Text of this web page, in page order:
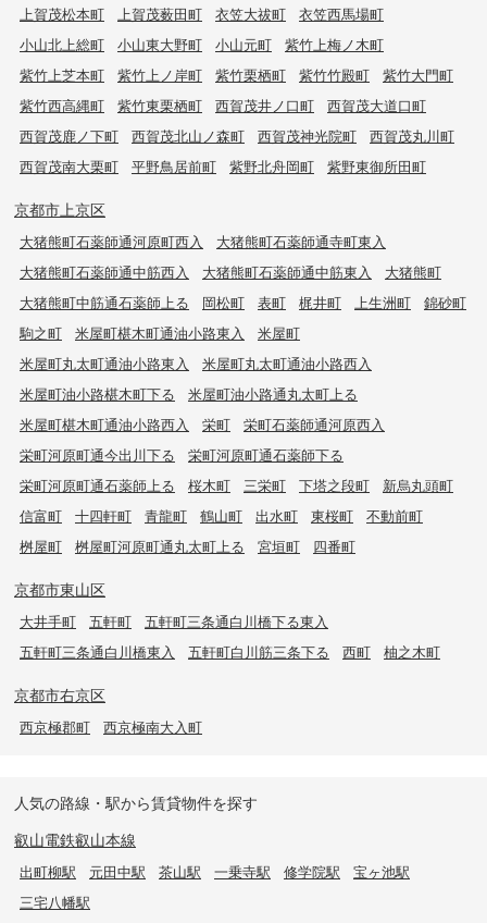
上賀茂松本町
上賀茂薮田町 衣笠大祓町
衣笠西馬場町
小山北上総町
小山東大野町 小山元町
紫竹上梅ノ木町
紫竹上芝本町
紫竹上ノ岸町 紫竹栗栖町 紫竹竹殿町
紫竹大門町
紫竹西高縄町
紫竹東栗栖町 西賀茂井ノ口町
西賀茂大道口町
西賀茂鹿ノ下町
西賀茂北山ノ森町 西賀茂神光院町
西賀茂丸川町
西賀茂南大栗町
平野鳥居前町 紫野北舟岡町 紫野東御所田町
京都市上京区
大猪熊町石薬師通河原町西入
大猪熊町石薬師通寺町東入
大猪熊町石薬師通中筋西入
大猪熊町石薬師通中筋東入
大猪熊町
大猪熊町中筋通石薬師上る
岡松町 表町 梶井町 上生洲町
錦砂町
駒之町
米屋町椹木町通油小路東入
米屋町
米屋町丸太町通油小路東入
米屋町丸太町通油小路西入
米屋町油小路椹木町下る
米屋町油小路通丸太町上る
米屋町椹木町通油小路西入
栄町
栄町石薬師通河原西入
栄町河原町通今出川下る
栄町河原町通石薬師下る
栄町河原町通石薬師上る
桜木町 三栄町 下塔之段町
新烏丸頭町
信富町
十四軒町 青龍町 鶴山町 出水町 東桜町
不動前町
桝屋町
桝屋町河原町通丸太町上る 宮垣町 四番町
京都市東山区
大井手町 五軒町
五軒町三条通白川橋下る東入
五軒町三条通白川橋東入
五軒町白川筋三条下る 西町 柚之木町
京都市右京区
西京極郡町 西京極南大入町
人気の路線・駅から賃貸物件を探す
叡山電鉄叡山本線
出町柳駅 元田中駅 茶山駅 一乗寺駅 修学院駅
宝ヶ池駅
三宅八幡駅